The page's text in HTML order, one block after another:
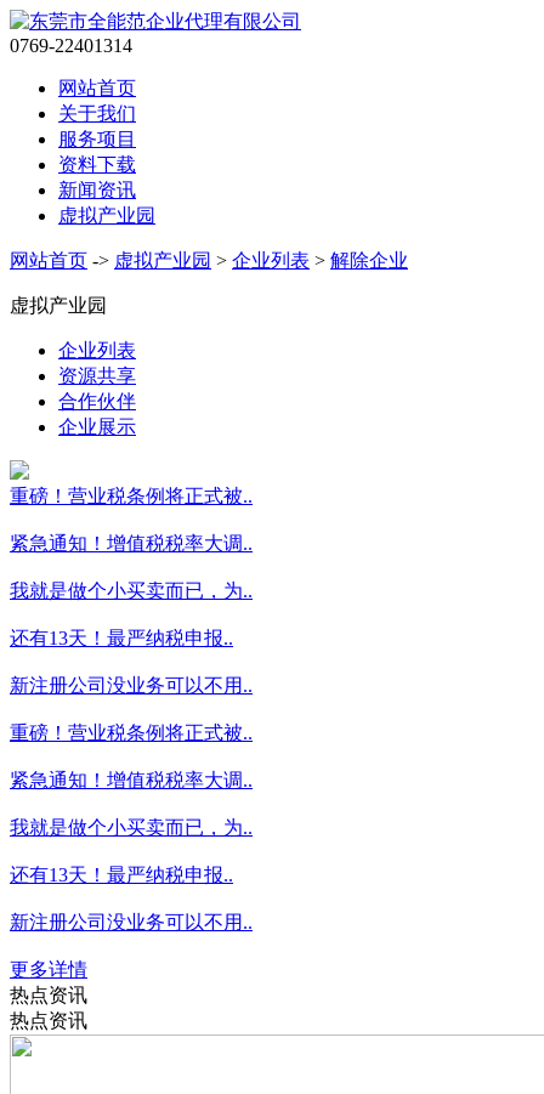
0769-22401314
网站首页
关于我们
服务项目
资料下载
新闻资讯
虚拟产业园
网站首页 -> 虚拟产业园 > 企业列表 > 解除企业
虚拟产业园
企业列表
资源共享
合作伙伴
企业展示
重磅！营业税条例将正式被..
紧急通知！增值税税率大调..
我就是做个小买卖而已，为..
还有13天！最严纳税申报..
新注册公司没业务可以不用..
重磅！营业税条例将正式被..
紧急通知！增值税税率大调..
我就是做个小买卖而已，为..
还有13天！最严纳税申报..
新注册公司没业务可以不用..
更多详情
热点资讯
热点资讯